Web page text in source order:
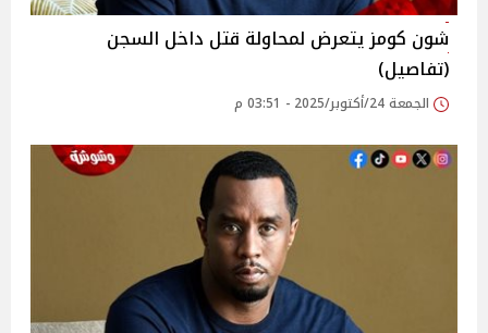
شون كومز يتعرض لمحاولة قتل داخل السجن
(تفاصيل)
الجمعة 24/أكتوبر/2025 - 03:51 م